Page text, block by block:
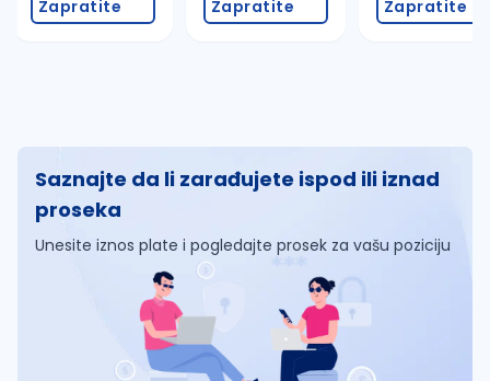
Zapratite Zapratite Zapratite
Saznajte da li zarađujete ispod ili iznad
proseka
Unesite iznos plate i pogledajte prosek za vašu poziciju